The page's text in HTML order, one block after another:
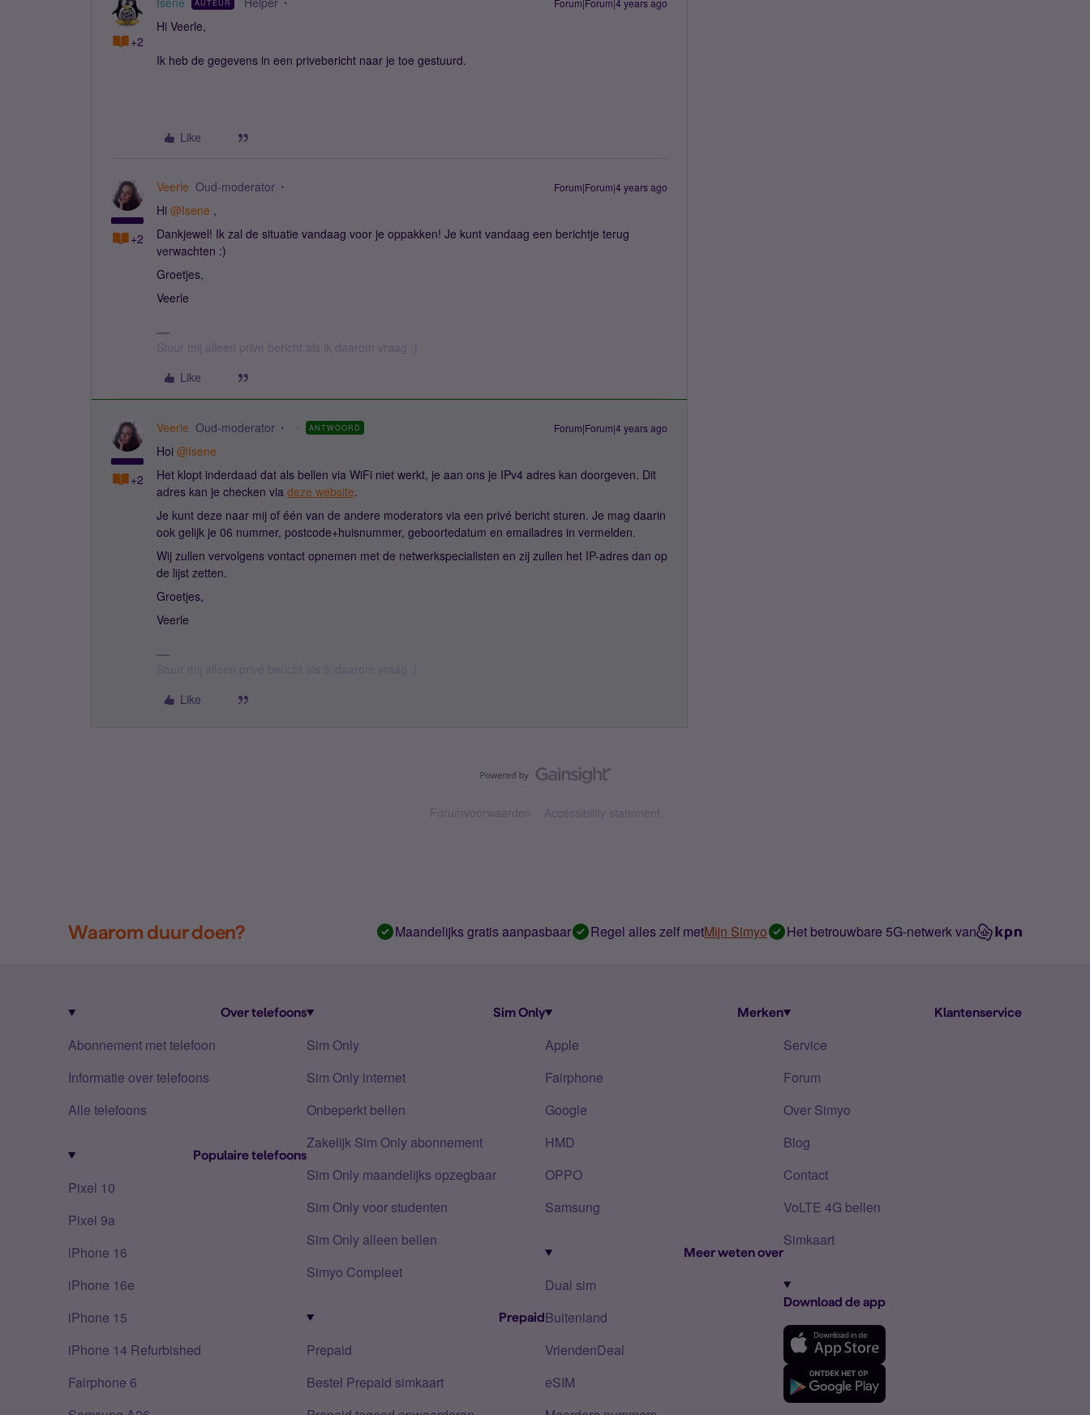
+2
AUTEUR Forum|Forum|4 years ago
Hi Veerle,
Ik heb de gegevens in een privebericht naar je toe gestuurd.
Like
+2
Veerle Oud-moderator Forum|Forum|4 years ago
Hi @Isene ,
Dankjewel! Ik zal de situatie vandaag voor je oppakken! Je kunt vandaag een berichtje terug
verwachten :)
Groetjes,
Veerle
Stuur mij alleen privé bericht als ik daarom vraag :)
Like
+2
Veerle Oud-moderator ANTWOORD Forum|Forum|4 years ago
Hoi @Isene
Het klopt inderdaad dat als bellen via WiFi niet werkt, je aan ons je IPv4 adres kan doorgeven. Dit
adres kan je checken via deze website.
Je kunt deze naar mij of één van de andere moderators via een privé bericht sturen. Je mag daarin
ook gelijk je 06 nummer, postcode+huisnummer, geboortedatum en emailadres in vermelden.
Wij zullen vervolgens vontact opnemen met de netwerkspecialisten en zij zullen het IP-adres dan op
de lijst zetten.
Groetjes,
Veerle
Like
Forumvoorwaarden Accessibility statement
Waarom duur doen? Maandelijks gratis aanpasbaar Regel alles zelf metMijn Simyo Het betrouwbare 5G-netwerk van
Over telefoons
Abonnement met telefoon
Informatie over telefoons
Alle telefoons
Populaire telefoons
Pixel 10
Pixel 9a
iPhone 16
iPhone 16e
iPhone 15
iPhone 14 Refurbished
Fairphone 6
Sim Only
Sim Only
Sim Only internet
Onbeperkt bellen
Zakelijk Sim Only abonnement
Sim Only maandelijks opzegbaar
Sim Only voor studenten
Sim Only alleen bellen
Simyo Compleet
Prepaid
Prepaid
Bestel Prepaid simkaart
Merken
Apple
Fairphone
Google
HMD
OPPO
Samsung
Meer weten over
Dual sim
Buitenland
VriendenDeal
eSIM
Klantenservice
Service
Forum
Over Simyo
Blog
Contact
VoLTE 4G bellen
Simkaart
Download de app